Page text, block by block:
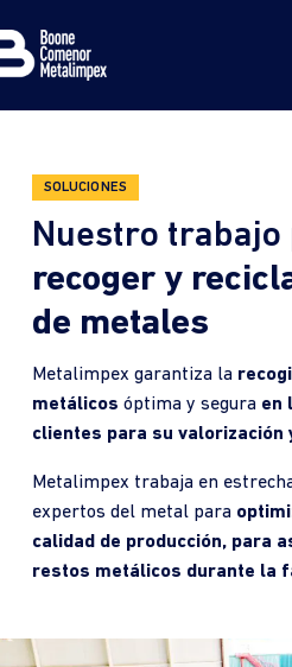
SOLUCIONES
Nuestro trabajo
recoger y
de metales
Metalimpex garantiza la
metálicos óptima y segura en
clientes para su valorización
Metalimpex trabaja en
expertos del metal para
calidad de producción, para
restos metálicos durante la